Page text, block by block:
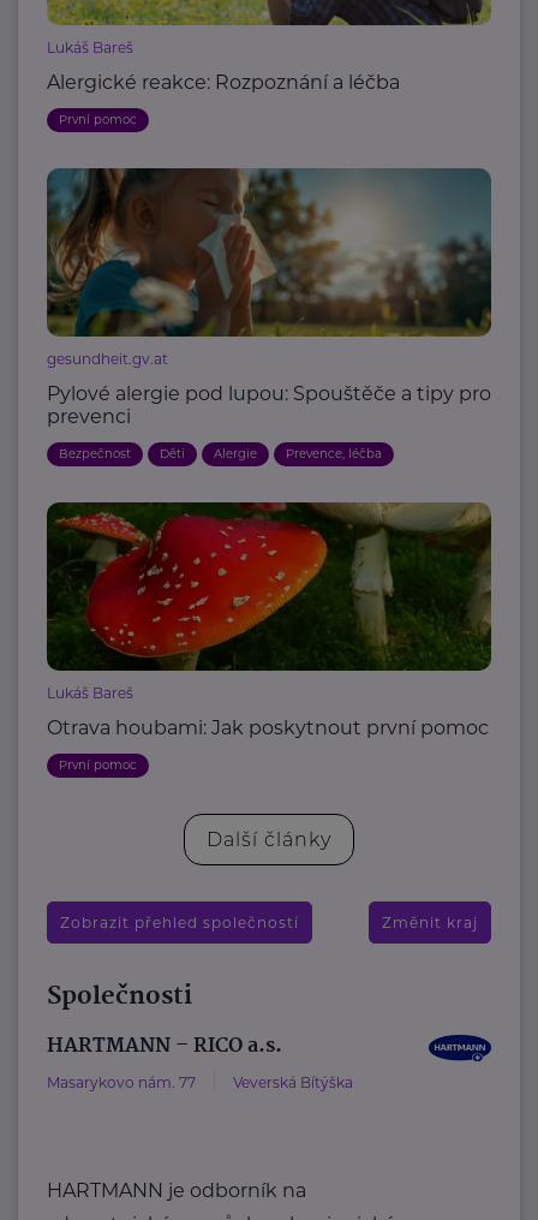
Lukáš Bareš
Alergické reakce: Rozpoznání a léčba
První pomoc
gesundheit.gv.at
Pylové alergie pod lupou: Spouštěče a tipy pro
prevenci
Bezpečnost Děti Alergie Prevence, léčba
Lukáš Bareš
Otrava houbami: Jak poskytnout první pomoc
První pomoc
Další články
Zobrazit přehled společností Změnit kraj
Společnosti
HARTMANN – RICO a.s.
Masarykovo nám. 77 Veverská Bítýška
HARTMANN je odborník na